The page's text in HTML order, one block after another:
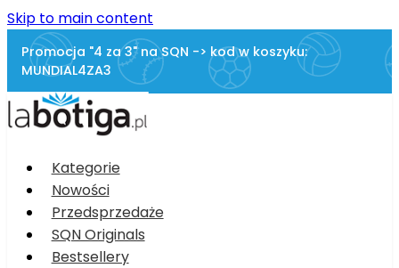
Skip to main content
Promocja "4 za 3" na SQN -> kod w koszyku:
MUNDIAL4ZA3
Kategorie
Nowości
Przedsprzedaże
SQN Originals
Bestsellery